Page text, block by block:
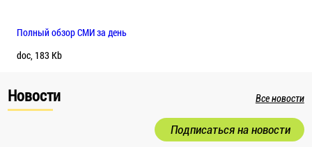
Полный обзор СМИ за день
doc, 183 Kb
Новости Все новости
Подписаться на новости